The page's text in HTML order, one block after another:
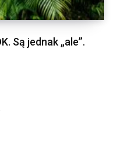
Są jednak „ale”.